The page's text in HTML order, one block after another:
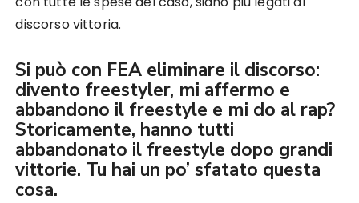
discorso vittoria.
Si può con FEA eliminare il discorso:
divento freestyler, mi affermo e
abbandono il freestyle e mi do al rap?
Storicamente, hanno tutti
abbandonato il freestyle dopo grandi
vittorie. Tu hai un po’ sfatato questa
cosa.